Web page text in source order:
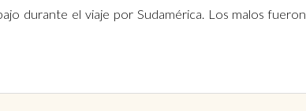
durante el viaje por Sudamérica. Los malos fueron